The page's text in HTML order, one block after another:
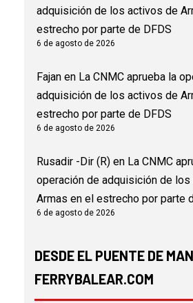
adquisición de los activos de
estrecho por parte de DFDS
6 de agosto de 2026
Fajan en La CNMC aprueba la
adquisición de los activos de
estrecho por parte de DFDS
6 de agosto de 2026
Rusadir -Dir (R) en La CNMC
operación de adquisición de
Armas en el estrecho por parte
6 de agosto de 2026
DESDE EL PUENTE DE
FERRYBALEAR.COM